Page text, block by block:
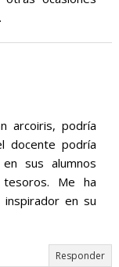
arcoiris, podría
docente podría
sus alumnos
Me ha
en su
Responder